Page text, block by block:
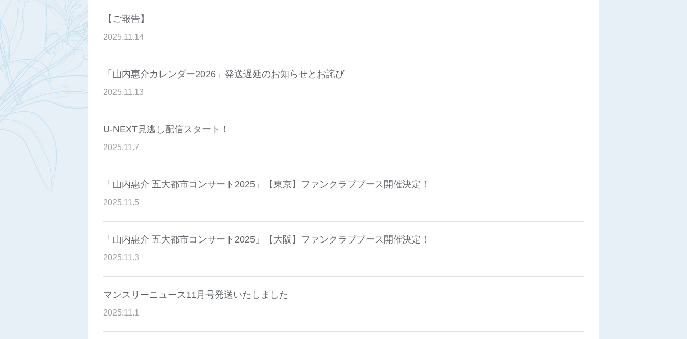
【ご報告】
2025.11 .14
「山内惠介カレンダー2026」発送遅延のお知らせとお詫び
2025.11 .13
U-NEXT見逃し配信スタート！
2025.11 .7
「山内惠介 五大都市コンサート2025」【東京】ファンクラブブース開催決定！
2025.11 .5
「山内惠介 五大都市コンサート2025」【大阪】ファンクラブブース開催決定！
2025.11 .3
マンスリーニュース11月号発送いたしました
2025.11 .1